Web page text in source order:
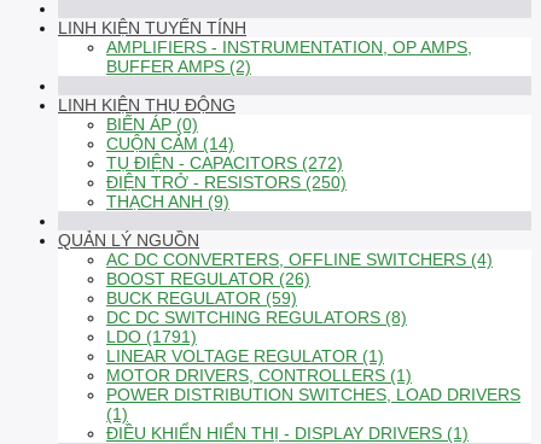
LINH KIỆN TUYẾN TÍNH
AMPLIFIERS - INSTRUMENTATION, OP AMPS,
BUFFER AMPS (2)
LINH KIỆN THỤ ĐỘNG
BIẾN ÁP (0)
CUỘN CẢM (14)
TỤ ĐIỆN - CAPACITORS (272)
ĐIỆN TRỞ - RESISTORS (250)
THẠCH ANH (9)
QUẢN LÝ NGUỒN
AC DC CONVERTERS, OFFLINE SWITCHERS (4)
BOOST REGULATOR (26)
BUCK REGULATOR (59)
DC DC SWITCHING REGULATORS (8)
LDO (1791)
LINEAR VOLTAGE REGULATOR (1)
MOTOR DRIVERS, CONTROLLERS (1)
POWER DISTRIBUTION SWITCHES, LOAD DRIVERS
(1)
ĐIỀU KHIỂN HIỂN THỊ - DISPLAY DRIVERS (1)